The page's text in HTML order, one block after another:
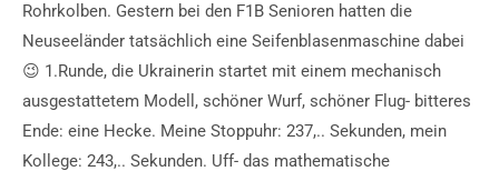
Rohrkolben. Gestern bei den F1B Senioren hatten die
Neuseeländer tatsächlich eine Seifenblasenmaschine dabei
😉 1.Runde, die Ukrainerin startet mit einem mechanisch
ausgestattetem Modell, schöner Wurf, schöner Flug- bitteres
Ende: eine Hecke. Meine Stoppuhr: 237,.. Sekunden, mein
Kollege: 243,.. Sekunden. Uff- das mathematische